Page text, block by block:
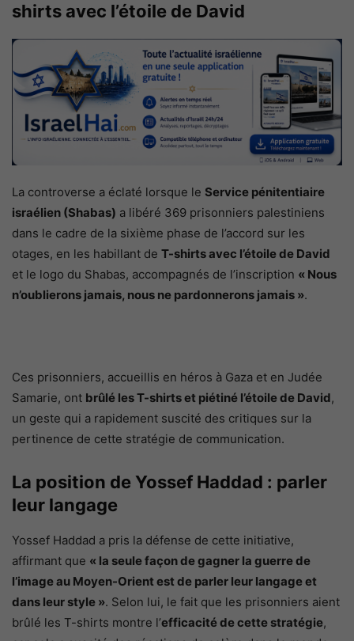
shirts avec l’étoile de David
La controverse a éclaté lorsque le Service pénitentiaire
israélien (Shabas) a libéré 369 prisonniers palestiniens
dans le cadre de la sixième phase de l’accord sur les
otages, en les habillant de T-shirts avec l’étoile de David
et le logo du Shabas, accompagnés de l’inscription « Nous
n’oublierons jamais, nous ne pardonnerons jamais ».
Ces prisonniers, accueillis en héros à Gaza et en Judée
Samarie, ont brûlé les T-shirts et piétiné l’étoile de David,
un geste qui a rapidement suscité des critiques sur la
pertinence de cette stratégie de communication.
La position de Yossef Haddad : parler
leur langage
Yossef Haddad a pris la défense de cette initiative,
affirmant que « la seule façon de gagner la guerre de
l’image au Moyen-Orient est de parler leur langage et
dans leur style ». Selon lui, le fait que les prisonniers aient
brûlé les T-shirts montre l’efficacité de cette stratégie,